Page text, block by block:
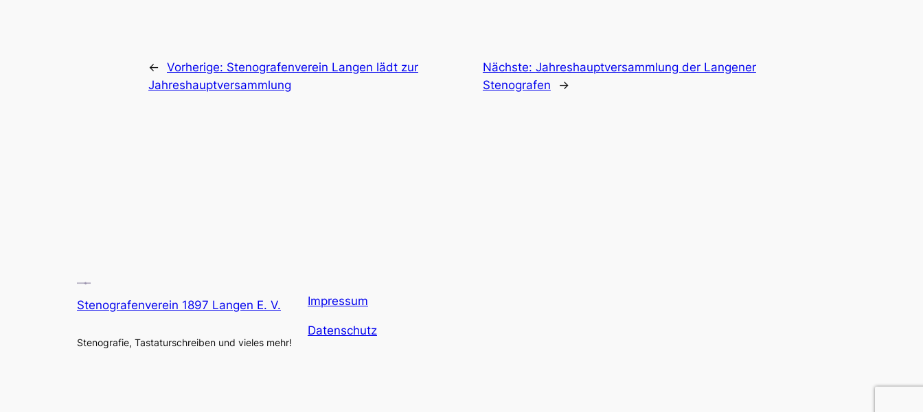
← Vorherige: Stenografenverein Langen lädt zur
Jahreshauptversammlung
Nächste: Jahreshauptversammlung der Langener
Stenografen
→
Stenografenverein 1897 Langen E. V.
Stenografie, Tastaturschreiben und vieles mehr!
Impressum
Datenschutz